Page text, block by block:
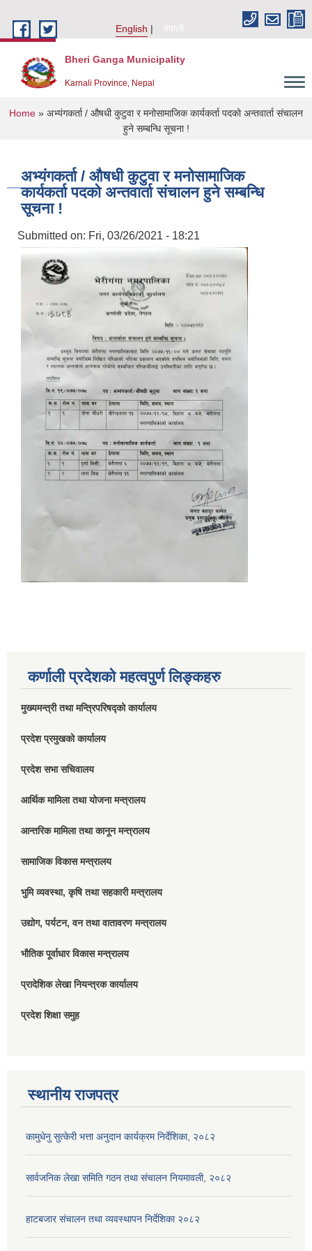
English
नेपाली
Bheri Ganga Municipality
Karnali Province, Nepal
You are here
Home » अभ्यंगकर्ता / औषधी कुटुवा र मनोसामाजिक कार्यकर्ता पदको अन्तवार्ता संचालन
हुने सम्बन्धि सूचना !
अभ्यंगकर्ता / औषधी कुटुवा र मनोसामाजिक
कार्यकर्ता पदको अन्तवार्ता संचालन हुने सम्बन्धि
सूचना !
Submitted on: Fri, 03/26/2021 - 18:21
कर्णाली प्रदेशको महत्वपुर्ण लिङ्कहरु
मुख्यमन्त्री तथा मन्त्रिपरिषद्को कार्यालय
प्रदेश प्रमुखको कार्यालय
प्रदेश सभा सचिवालय
आर्थिक मामिला तथा योजना मन्त्रालय
आन्तरिक मामिला तथा कानून मन्त्रालय
सामाजिक विकास मन्त्रालय
भुमि व्यवस्था, कृषि तथा सहकारी मन्त्रालय
उद्योग, पर्यटन, वन तथा वातावरण मन्त्रालय
भौतिक पूर्वाधार विकास मन्त्रालय
प्रादेशिक लेखा नियन्त्रक कार्यालय
प्रदेश शिक्षा समुह
स्थानीय राजपत्र
कामुधेनु सुत्केरी भत्ता अनुदान कार्यक्रम निर्देशिका, २०८२
सार्वजनिक लेखा समिति गठन तथा संचालन नियमावली, २०८२
हाटबजार संचालन तथा व्यवस्थापन निर्देशिका २०८२